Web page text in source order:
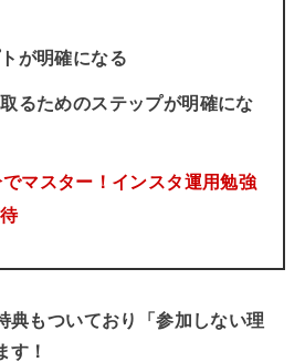
が明確になる
るためのステップが明確にな
マスター！インスタ運用勉強
典もついており「参加しない理
す！